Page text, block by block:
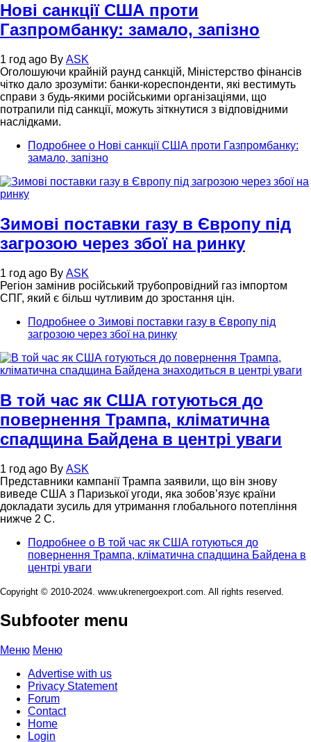
Нові санкції США проти
Газпромбанку: замало, запізно
1 год ago By ASK
Оголошуючи крайній раунд санкцій, Міністерство фінансів
чітко дало зрозуміти: банки-кореспонденти, які вестимуть
справи з будь-якими російськими організаціями, що
потрапили під санкції, можуть зіткнутися з відповідними
наслідками.
Подробнее о Нові санкції США проти Газпромбанку:
замало, запізно
Зимові поставки газу в Європу під
загрозою через збої на ринку
1 год ago By ASK
Регіон замінив російський трубопровідний газ імпортом
СПГ, який є більш чутливим до зростання цін.
Подробнее о Зимові поставки газу в Європу під
загрозою через збої на ринку
В той час як США готуються до
повернення Трампа, кліматична
спадщина Байдена в центрі уваги
1 год ago By ASK
Представники кампанії Трампа заявили, що він знову
виведе США з Паризької угоди, яка зобов’язує країни
докладати зусиль для утримання глобального потепління
нижче 2 C.
Подробнее о В той час як США готуються до
повернення Трампа, кліматична спадщина Байдена в
центрі уваги
Copyright © 2010-2024. www.ukrenergoexport.com. All rights reserved.
Subfooter menu
Меню Меню
Advertise with us
Privacy Statement
Forum
Contact
Home
Login